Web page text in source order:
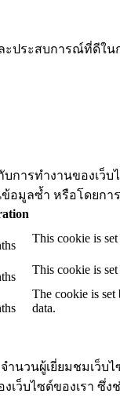
ประสบการณ์ที่ดีใ
การทำงานของเว็
ข้อมูลซ้ำ หรือโดย
This cookie is
This cookie is
The cookie is set
data.
ำนวนผู้เยี่ยมชมเว็บ
เว็บไซต์ของเรา ซึ่